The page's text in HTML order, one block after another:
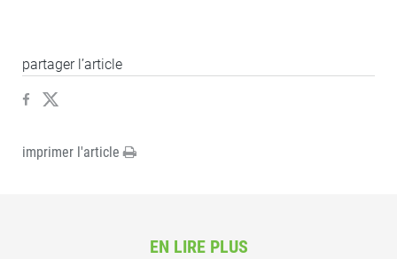
partager l’article
imprimer l'article
EN LIRE PLUS